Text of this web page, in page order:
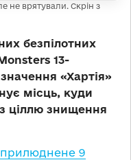
не врятували. Скрін з
безпілотних
13-
«Хартія»
місць, куди
ціллю знищення
9